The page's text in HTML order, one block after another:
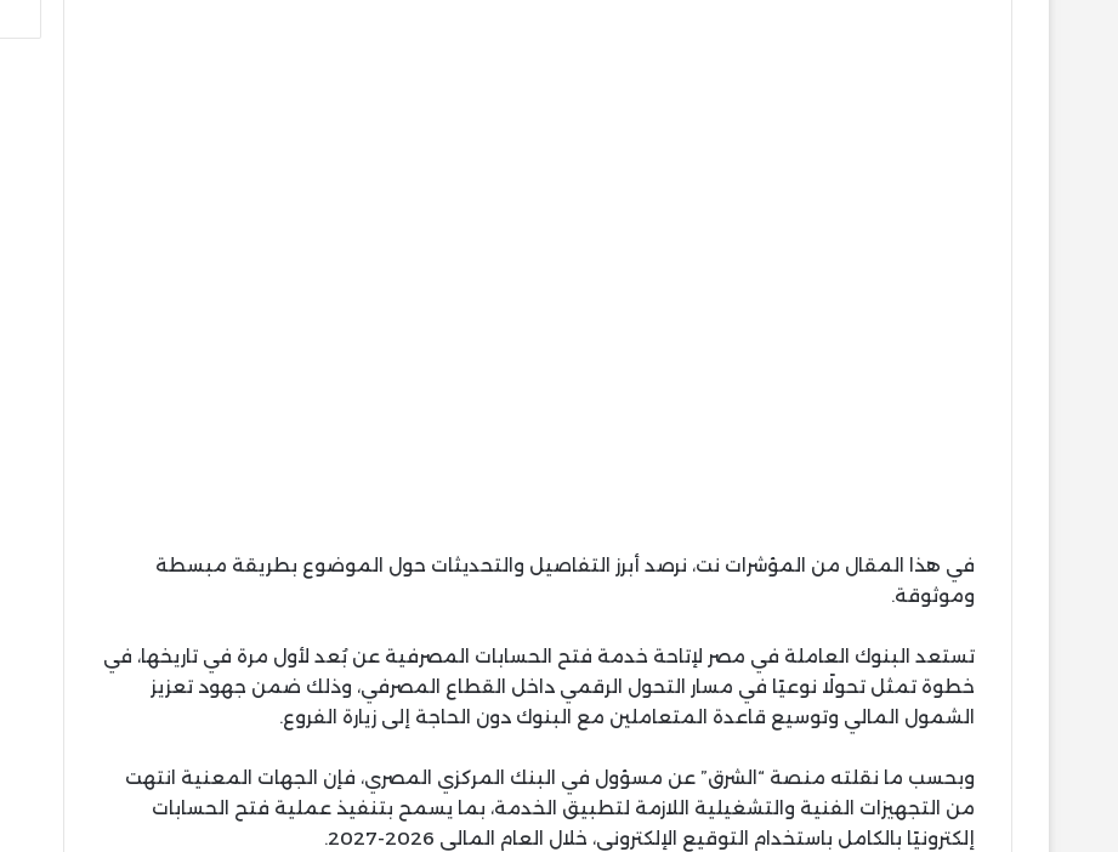
في هذا المقال من المؤشرات نت، نرصد أبرز التفاصيل والتحديثات حول الموضوع بطريقة مبسطة
وموثوقة.
تستعد البنوك العاملة في مصر لإتاحة خدمة فتح الحسابات المصرفية عن بُعد لأول مرة في تاريخها، في
خطوة تمثل تحولًا نوعيًا في مسار التحول الرقمي داخل القطاع المصرفي، وذلك ضمن جهود تعزيز
الشمول المالي وتوسيع قاعدة المتعاملين مع البنوك دون الحاجة إلى زيارة الفروع.
وبحسب ما نقلته منصة “الشرق” عن مسؤول في البنك المركزي المصري، فإن الجهات المعنية انتهت
من التجهيزات الفنية والتشغيلية اللازمة لتطبيق الخدمة، بما يسمح بتنفيذ عملية فتح الحسابات
إلكترونيًا بالكامل باستخدام التوقيع الإلكتروني، خلال العام المالي 2026-2027.